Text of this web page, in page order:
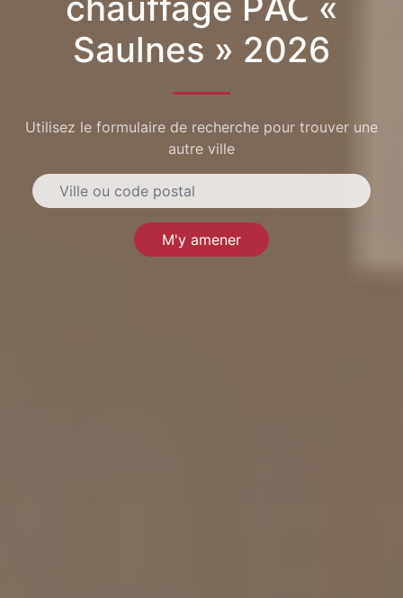
Saulnes » 2026
Utilisez le formulaire de recherche pour trouver une
autre ville
M'y amener